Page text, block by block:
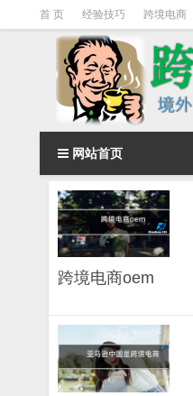
首 页 经验技巧 跨境电商
Facebook营销 Facebook广告
instagram营销
网站首页
跨境电商oem